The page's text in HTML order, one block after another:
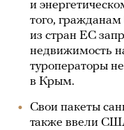
и
того,
из стран ЕС
недвижимость
туроператоры
в Крым.
Свои пакеты
также ввели